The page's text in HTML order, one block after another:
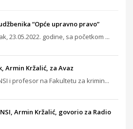
“Opće upravno pravo”
23.05.2022. godine, sa početkom ...
Armin Kržalić, za Avaz
i profesor na Fakultetu za krimin...
Armin Kržalić, govorio za Radio